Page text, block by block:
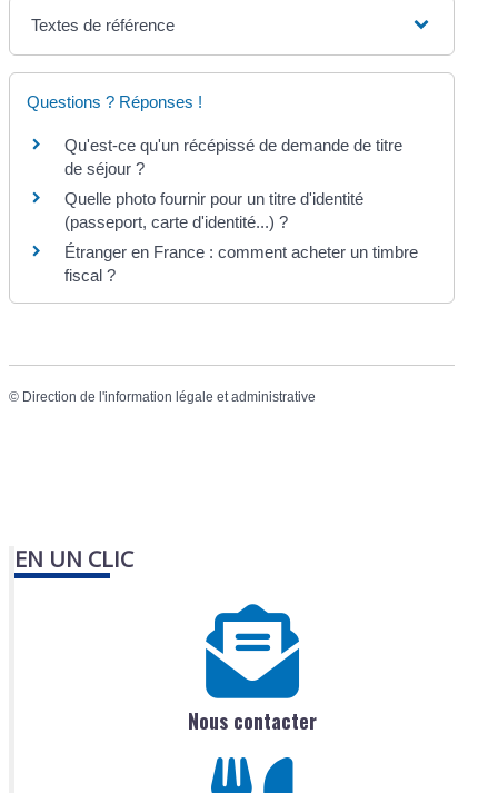
Textes de référence
Questions ? Réponses !
Qu'est-ce qu'un récépissé de demande de titre
de séjour ?
Quelle photo fournir pour un titre d'identité
(passeport, carte d'identité...) ?
Étranger en France : comment acheter un timbre
fiscal ?
© Direction de l'information légale et administrative
EN UN CLIC
Nous contacter